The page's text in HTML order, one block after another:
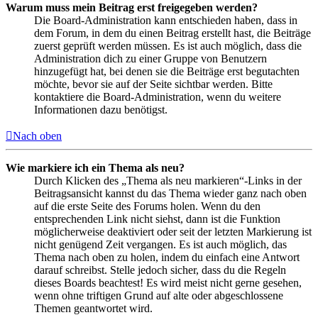
Warum muss mein Beitrag erst freigegeben werden?
Die Board-Administration kann entschieden haben, dass in
dem Forum, in dem du einen Beitrag erstellt hast, die Beiträge
zuerst geprüft werden müssen. Es ist auch möglich, dass die
Administration dich zu einer Gruppe von Benutzern
hinzugefügt hat, bei denen sie die Beiträge erst begutachten
möchte, bevor sie auf der Seite sichtbar werden. Bitte
kontaktiere die Board-Administration, wenn du weitere
Informationen dazu benötigst.
Nach oben
Wie markiere ich ein Thema als neu?
Durch Klicken des „Thema als neu markieren“-Links in der
Beitragsansicht kannst du das Thema wieder ganz nach oben
auf die erste Seite des Forums holen. Wenn du den
entsprechenden Link nicht siehst, dann ist die Funktion
möglicherweise deaktiviert oder seit der letzten Markierung ist
nicht genügend Zeit vergangen. Es ist auch möglich, das
Thema nach oben zu holen, indem du einfach eine Antwort
darauf schreibst. Stelle jedoch sicher, dass du die Regeln
dieses Boards beachtest! Es wird meist nicht gerne gesehen,
wenn ohne triftigen Grund auf alte oder abgeschlossene
Themen geantwortet wird.